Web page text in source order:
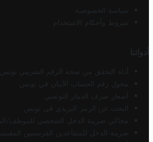
سياسة الخصوصية
شروط وأحكام الاستخدام
أدواتنا
أداة التحقق من صحة الرقم الضريبي تونس
محول رقم الحساب الآيبان في تونس
أسعار صرف الدينار التونسي
البحث عن الرمز البريدي في تونس
محاكي ضريبة الدخل الشخصي للموظف/
ضريبة الدخل للمتقاعدين الفرنسيين